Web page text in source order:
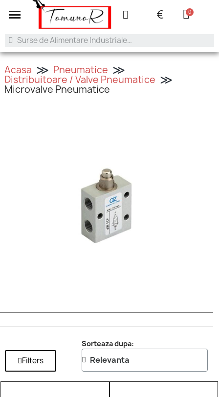
+40 753.042.505 contact@tamunar.ro
€
Acasa Pneumatice
Distribuitoare / Valve Pneumatice
Microvalve Pneumatice
Filters
Sorteaza dupa: